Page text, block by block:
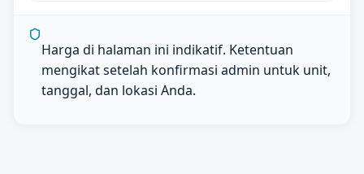
Harga di halaman ini indikatif. Ketentuan
mengikat setelah konfirmasi admin untuk unit,
tanggal, dan lokasi Anda.